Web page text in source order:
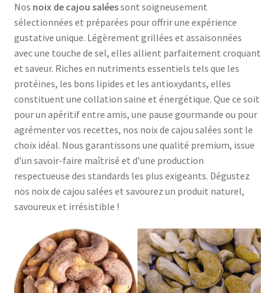
Nos noix de cajou saléessont soigneusement
sélectionnées et préparées pour offrir une expérience
gustative unique. Légèrement grillées et assaisonnées
avec une touche de sel, elles allient parfaitement croquant
et saveur. Riches en nutriments essentiels tels que les
protéines, les bons lipides et les antioxydants, elles
constituent une collation saine et énergétique. Que ce soit
pour un apéritif entre amis, une pause gourmande ou pour
agrémenter vos recettes, nos noix de cajou salées sont le
choix idéal. Nous garantissons une qualité premium, issue
d’un savoir-faire maîtrisé et d’une production
respectueuse des standards les plus exigeants. Dégustez
nos noix de cajou salées et savourez un produit naturel,
savoureux et irrésistible !